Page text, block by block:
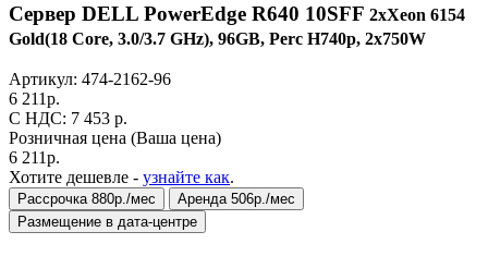
Сервер DELL PowerEdge R640 10SFF 2xXeon 6154
Gold(18 Core, 3.0/3.7 GHz), 96GB, Perc H740p, 2x750W
Артикул: 474-2162-96
6 211р.
C НДС: 7 453 р.
Розничная цена (Ваша цена)
6 211р.
Хотите дешевле - узнайте как.
Рассрочка 880р./мес
Аренда 506р./мес
Размещение в дата-центре